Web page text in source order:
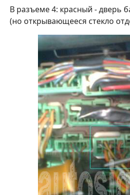
В разъеме 4: красный - дверь
(но открывающееся стекло